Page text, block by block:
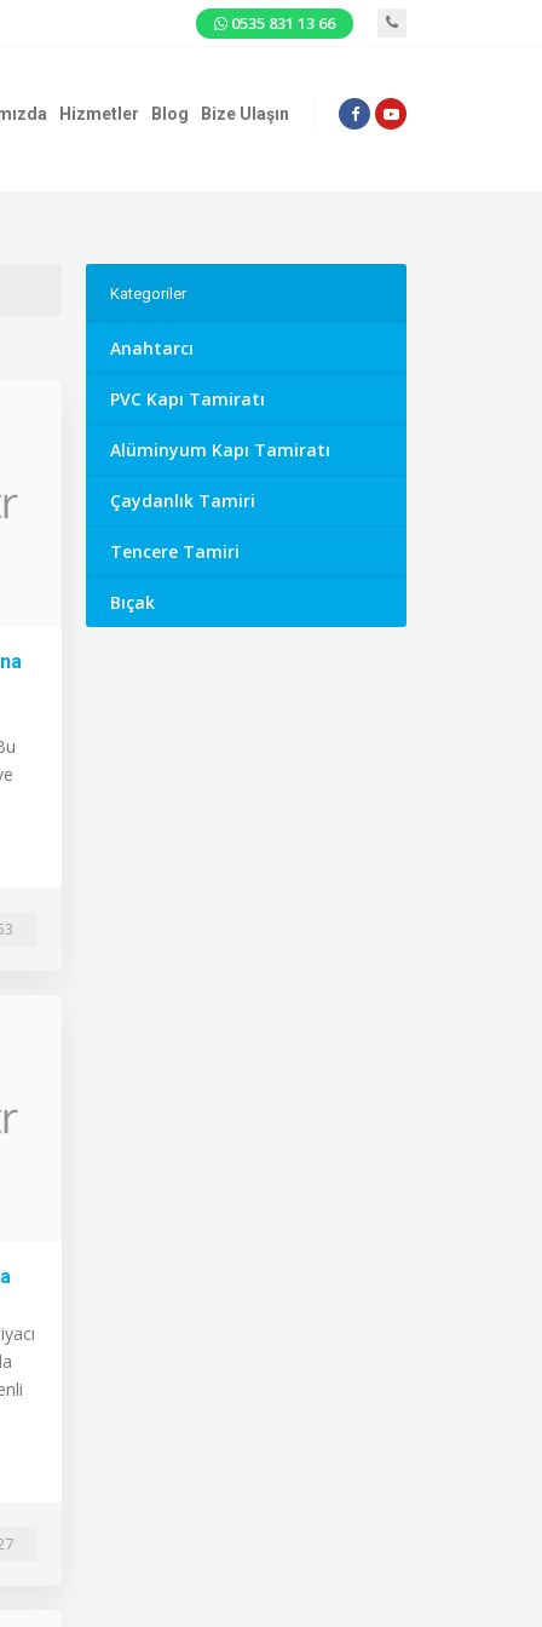
0535 831 13 66
Hizmetler Blog Bize Ulaşın
Kategoriler
Anahtarcı
PVC Kapı Tamiratı
Alüminyum Kapı Tamiratı
Çaydanlık Tamiri
Tencere Tamiri
Bıçak